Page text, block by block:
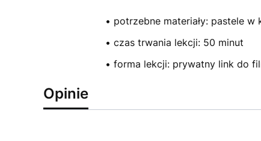
• potrzebne materiały: pastele
• czas trwania lekcji: 50 minut
• forma lekcji: prywatny link do
Opinie